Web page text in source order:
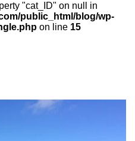
"cat_ID" on null in
public_html/blog/wp-
on line 15